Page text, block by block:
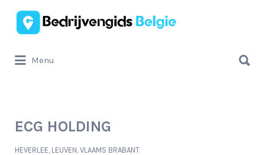
Zoek
naar:
Menu
naar:
ECG HOLDING
HEVERLEE, LEUVEN, VLAAMS BRABANT